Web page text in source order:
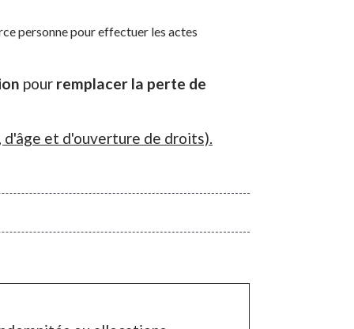
personne pour effectuer les actes
pour remplacer la perte de
d'âge et d'ouverture de droits).